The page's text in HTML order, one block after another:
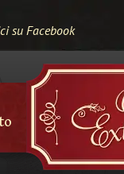
su Facebook